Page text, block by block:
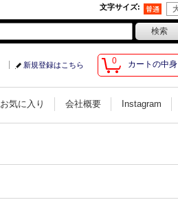
文字サイズ:
0 カートの中身
新規登録はこちら
お気に入り 会社概要 Instagram